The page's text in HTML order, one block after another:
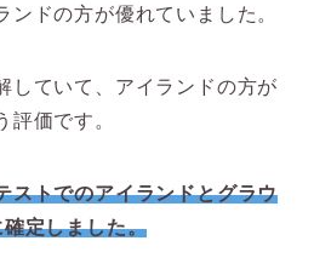
ドの方が優れていました。
していて、アイランドの方が
評価です。
ストでのアイランドとグラウ
定しました。